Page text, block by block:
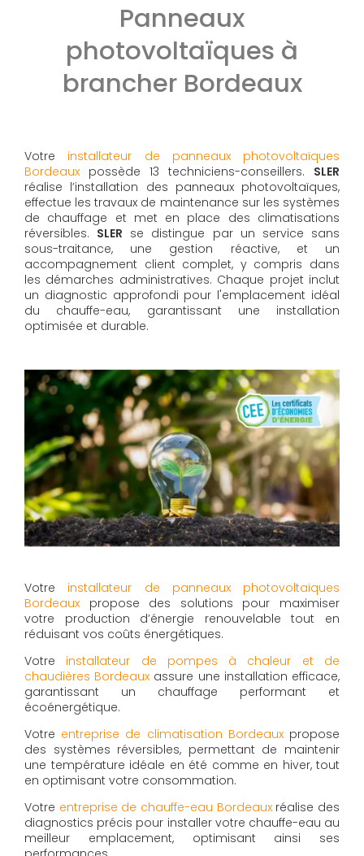
Panneaux
photovoltaïques à
brancher Bordeaux
Votre installateur de panneaux photovoltaïques
Bordeaux possède 13 techniciens-conseillers. SLER
réalise l’installation des panneaux photovoltaïques,
effectue les travaux de maintenance sur les systèmes
de chauffage et met en place des climatisations
réversibles. SLER se distingue par un service sans
sous-traitance, une gestion réactive, et un
accompagnement client complet, y compris dans
les démarches administratives. Chaque projet inclut
un diagnostic approfondi pour l'emplacement idéal
du chauffe-eau, garantissant une installation
optimisée et durable.
Votre installateur de panneaux photovoltaïques
Bordeaux propose des solutions pour maximiser
votre production d’énergie renouvelable tout en
réduisant vos coûts énergétiques.
Votre installateur de pompes à chaleur et de
chaudières Bordeaux assure une installation efficace,
garantissant un chauffage performant et
écoénergétique.
Votre entreprise de climatisation Bordeauxpropose
des systèmes réversibles, permettant de maintenir
une température idéale en été comme en hiver, tout
en optimisant votre consommation.
Votre entreprise de chauffe-eau Bordeauxréalise des
diagnostics précis pour installer votre chauffe-eau au
meilleur emplacement, optimisant ainsi ses